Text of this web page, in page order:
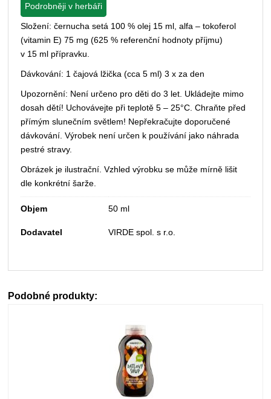
Podrobněji v herbáři
Složení: černucha setá 100 % olej 15 ml, alfa – tokoferol
(vitamin E) 75 mg (625 % referenční hodnoty příjmu)
v 15 ml přípravku.
Dávkování: 1 čajová lžička (cca 5 ml) 3 x za den
Upozornění: Není určeno pro děti do 3 let. Ukládejte mimo
dosah dětí! Uchovávejte při teplotě 5 – 25°C. Chraňte před
přímým slunečním světlem! Nepřekračujte doporučené
dávkování. Výrobek není určen k používání jako náhrada
pestré stravy.
Obrázek je ilustrační. Vzhled výrobku se může mírně lišit
dle konkrétní šarže.
Objem 50 ml
Dodavatel VIRDE spol. s r.o.
Podobné produkty: